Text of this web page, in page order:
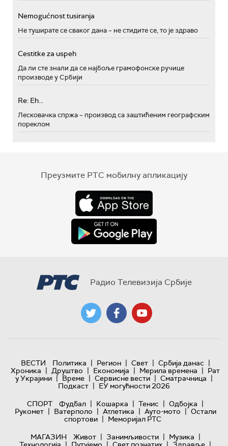
Nemogućnost tusiranja
Не туширате се сваког дана – не стидите се, то је здраво
Cestitke za uspeh
Да ли сте знали да се најбоље грамофонске ручице
производе у Србији
Re: Eh...
Лесковачка спржа – производ са заштићеним географским
пореклом
Преузмите РТС мобилну апликацију
Радио Телевизија Србије
ВЕСТИ Политика | Регион | Свет | Србија данас |
Хроника | Друштво | Економија | Мерила времена | Рат
у Украјини | Време | Сервисне вести | Сматрачница |
Подкаст | ЕУ могућности 2026
СПОРТ
Фудбал | Кошарка | Тенис | Одбојка |
Рукомет | Ватерполо | Атлетика | Ауто-мото | Остали
спортови | Меморијал РТС
МАГАЗИН
Живот | Занимљивости | Музика |